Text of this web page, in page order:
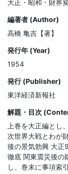
大正・昭和・財界
編著者 (Author)
高橋 亀吉【著】
発行年 (Year)
1954
発行 (Publisher)
東洋経済新報社
解題・目次
上巻を大正編とし
次世界大戦とわが
後の景気勃興 大正
徹底 関東震災後の
し、巻末に事項索